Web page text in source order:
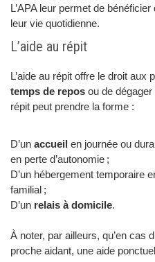
L’APA leur permet de
leur vie quotidienne.
L’aide au répit
L’aide au répit offre le droit aux
temps de repos ou de dégager
répit peut prendre la forme :
D’un accueil en journée ou
en perte d’autonomie ;
D’un hébergement temporaire
familial ;
D’un relais à domicile.
À noter, par ailleurs, qu’en cas
proche aidant, une aide